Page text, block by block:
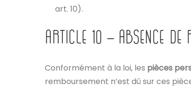
art. 10).
ARTICLE 10 – ABSENCE DE
Conformément à la loi, les pièces
remboursement n’est dû sur ces